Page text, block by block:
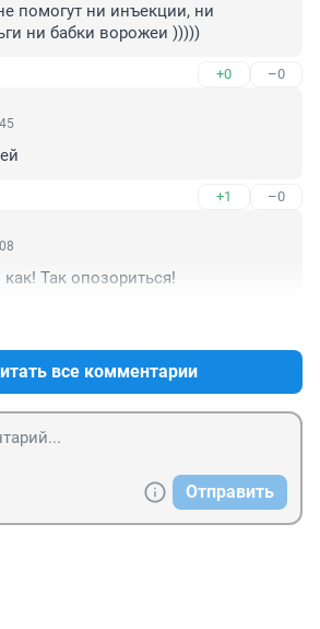
помогут ни инъекции, ни
ни бабки ворожеи )))))
+0 –0
+1 –0
Так опозориться!
все комментарии
Отправить